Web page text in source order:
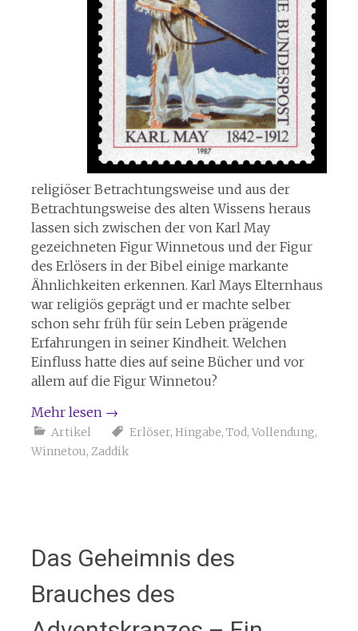
religiöser Betrachtungsweise und aus der
Betrachtungsweise des alten Wissens heraus
lassen sich zwischen der von Karl May
gezeichneten Figur Winnetous und der Figur
des Erlösers in der Bibel einige markante
Ähnlichkeiten erkennen. Karl Mays Elternhaus
war religiös geprägt und er machte selber
schon sehr früh für sein Leben prägende
Erfahrungen in seiner Kindheit. Welchen
Einfluss hatte dies auf seine Bücher und vor
allem auf die Figur Winnetou?
Mehr lesen →
Artikel Erlöser, Hingabe, Tod, Vollendung,
Winnetou, Zaddik
Das Geheimnis des
Brauches des